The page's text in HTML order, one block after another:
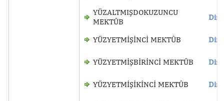
YÜZALTMIŞDOKUZUNCU
MEKTÛB
YÜZYETMİŞİNCİ MEKTÛB
YÜZYETMİŞBİRİNCİ MEKTÛB
YÜZYETMİŞİKİNCİ MEKTÛB